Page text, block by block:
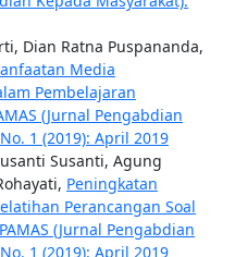
Dian Ratna Puspananda,
Media
Pembelajaran
(Jurnal Pengabdian
1 (2019): April 2019
Susanti, Agung
Peningkatan
Perancangan Soal
(Jurnal Pengabdian
1 (2019): April 2019